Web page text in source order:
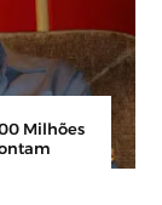
Milhões